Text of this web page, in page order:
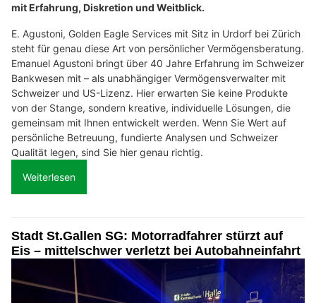
mit Erfahrung, Diskretion und Weitblick.
E. Agustoni, Golden Eagle Services mit Sitz in Urdorf bei Zürich
steht für genau diese Art von persönlicher Vermögensberatung.
Emanuel Agustoni bringt über 40 Jahre Erfahrung im Schweizer
Bankwesen mit – als unabhängiger Vermögensverwalter mit
Schweizer und US-Lizenz. Hier erwarten Sie keine Produkte
von der Stange, sondern kreative, individuelle Lösungen, die
gemeinsam mit Ihnen entwickelt werden. Wenn Sie Wert auf
persönliche Betreuung, fundierte Analysen und Schweizer
Qualität legen, sind Sie hier genau richtig.
Weiterlesen
Stadt St.Gallen SG: Motorradfahrer stürzt auf
Eis – mittelschwer verletzt bei Autobahneinfahrt